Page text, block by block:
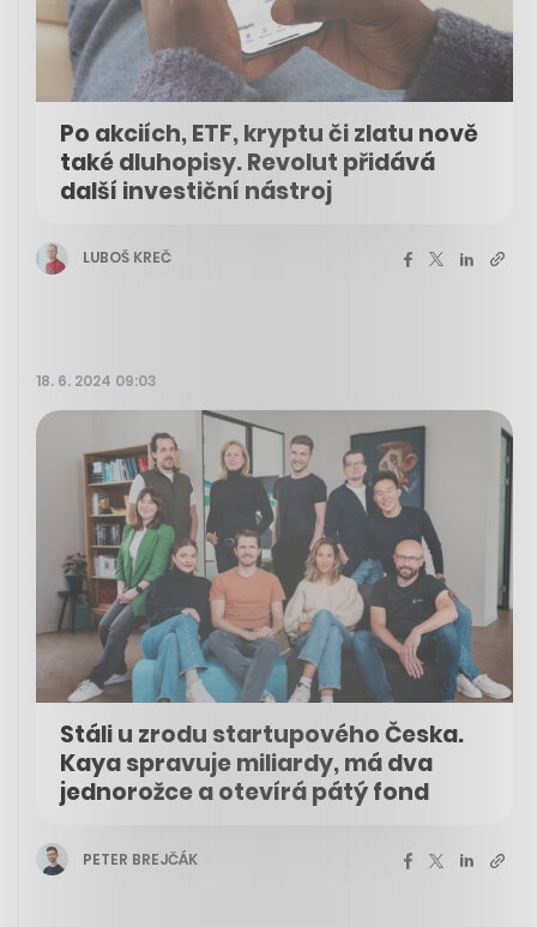
Po akciích, ETF, kryptu či zlatu nově
také dluhopisy. Revolut přidává
další investiční nástroj
LUBOŠ KREČ
18. 6. 2024 09:03
Stáli u zrodu startupového Česka.
Kaya spravuje miliardy, má dva
jednorožce a otevírá pátý fond
PETER BREJČÁK